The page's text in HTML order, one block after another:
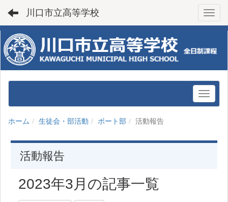
川口市立高等学校
ホーム 生徒会・部活動 ボート部 活動報告
活動報告
2023年3月の記事一覧